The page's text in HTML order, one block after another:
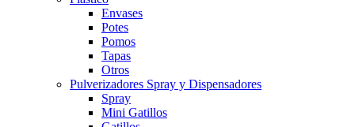
Envases
Potes
Pomos
Tapas
Otros
Pulverizadores Spray y Dispensadores
Spray
Mini Gatillos